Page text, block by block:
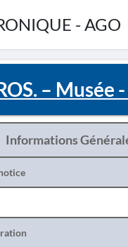
- AGO
– Musée
Informations